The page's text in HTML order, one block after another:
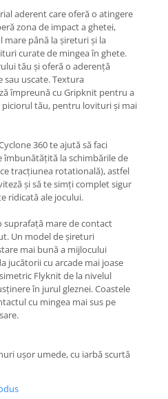
aderent care oferă o atingere
zona de impact a ghetei,
mare până la șireturi și la
curate de mingea în ghete.
tău și oferă o aderență
uscate. Textura
împreună cu Gripknit pentru a
tău, pentru lovituri și mai
360 te ajută să faci
îmbunătățită la schimbările de
tracțiunea rotatională), astfel
și să te simți complet sigur
ridicată ale jocului.
suprafață mare de contact
Un model de șireturi
mai bună a mijlocului
jucătorii cu arcade mai joase
Flyknit de la nivelul
în jurul gleznei. Coastele
cu mingea mai sus pe
ușor umede, cu iarbă scurtă